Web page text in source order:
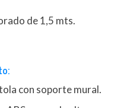
de 1,5 mts.
con soporte mural.